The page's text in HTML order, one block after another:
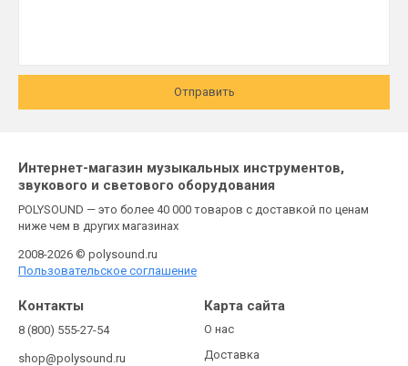
Отправить
Интернет-магазин музыкальных инструментов,
звукового и светового оборудования
POLYSOUND — это более 40 000 товаров с доставкой по ценам
ниже чем в других магазинах
2008-2026 © polysound.ru
Пользовательское соглашение
Контакты
8 (800) 555-27-54
shop@polysound.ru
Карта сайта
О нас
Доставка